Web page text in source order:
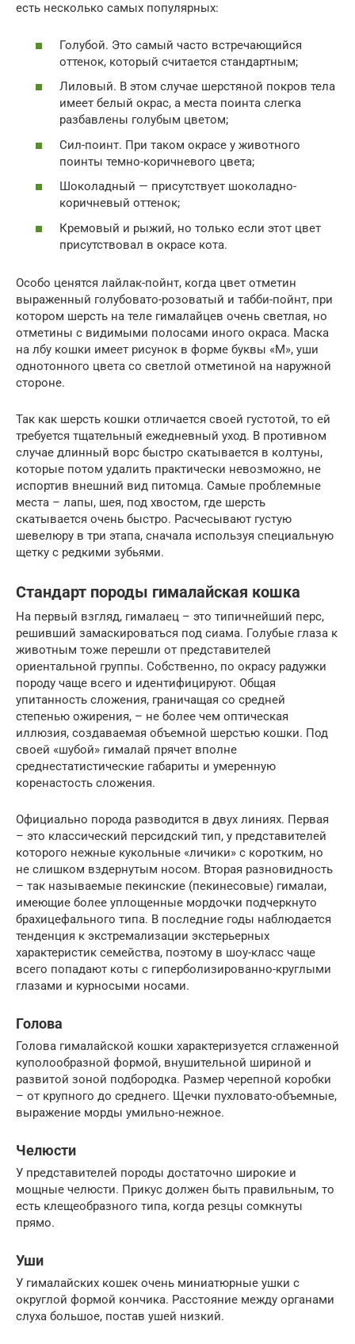
есть несколько самых популярных:
Голубой. Это самый часто встречающийся
оттенок, который считается стандартным;
Лиловый. В этом случае шерстяной покров тела
имеет белый окрас, а места поинта слегка
разбавлены голубым цветом;
Сил-поинт. При таком окрасе у животного
поинты темно-коричневого цвета;
Шоколадный — присутствует шоколадно-
коричневый оттенок;
Кремовый и рыжий, но только если этот цвет
присутствовал в окрасе кота.
Особо ценятся лайлак-пойнт, когда цвет отметин
выраженный голубовато-розоватый и табби-пойнт, при
котором шерсть на теле гималайцев очень светлая, но
отметины с видимыми полосами иного окраса. Маска
на лбу кошки имеет рисунок в форме буквы «М», уши
однотонного цвета со светлой отметиной на наружной
стороне.
Так как шерсть кошки отличается своей густотой, то ей
требуется тщательный ежедневный уход. В противном
случае длинный ворс быстро скатывается в колтуны,
которые потом удалить практически невозможно, не
испортив внешний вид питомца. Самые проблемные
места – лапы, шея, под хвостом, где шерсть
скатывается очень быстро. Расчесывают густую
шевелюру в три этапа, сначала используя специальную
щетку с редкими зубьями.
Стандарт породы гималайская кошка
На первый взгляд, гималаец – это типичнейший перс,
решивший замаскироваться под сиама. Голубые глаза к
животным тоже перешли от представителей
ориентальной группы. Собственно, по окрасу радужки
породу чаще всего и идентифицируют. Общая
упитанность сложения, граничащая со средней
степенью ожирения, – не более чем оптическая
иллюзия, создаваемая объемной шерстью кошки. Под
своей «шубой» гималай прячет вполне
среднестатистические габариты и умеренную
коренастость сложения.
Официально порода разводится в двух линиях. Первая
– это классический персидский тип, у представителей
которого нежные кукольные «личики» с коротким, но
не слишком вздернутым носом. Вторая разновидность
– так называемые пекинские (пекинесовые) гималаи,
имеющие более уплощенные мордочки подчеркнуто
брахицефального типа. В последние годы наблюдается
тенденция к экстремализации экстерьерных
характеристик семейства, поэтому в шоу-класс чаще
всего попадают коты с гиперболизированно-круглыми
глазами и курносыми носами.
Голова
Голова гималайской кошки характеризуется сглаженной
куполообразной формой, внушительной шириной и
развитой зоной подбородка. Размер черепной коробки
– от крупного до среднего. Щечки пухловато-объемные,
выражение морды умильно-нежное.
Челюсти
У представителей породы достаточно широкие и
мощные челюсти. Прикус должен быть правильным, то
есть клещеобразного типа, когда резцы сомкнуты
прямо.
Уши
У гималайских кошек очень миниатюрные ушки с
округлой формой кончика. Расстояние между органами
слуха большое, постав ушей низкий.